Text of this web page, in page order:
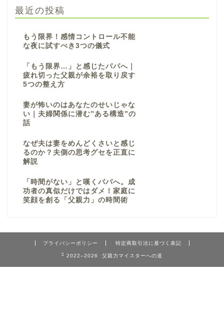
最近の投稿
もう限界！感情コントロール不能
な夜に試すべき3つの儀式
「もう限界…」と感じたパパへ｜
疲れ切った父親が余裕を取り戻す
5つの整え方
妻が怖いのはあなたのせいじゃな
い｜夫婦関係に潜む”ある構造”の
話
なぜ夫は妻をめんどくさいと感じ
るのか？夫側の思考グセを正直に
解説
「時間がない」と嘆くパパへ。成
功者の真似だけではダメ！家庭に
笑顔を創る「父親力」の時間術
プライバシーポリシー 特定商取引法に基づく表記
2022–2026 父親力マイスターへの道